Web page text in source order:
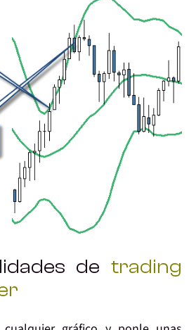
de trading